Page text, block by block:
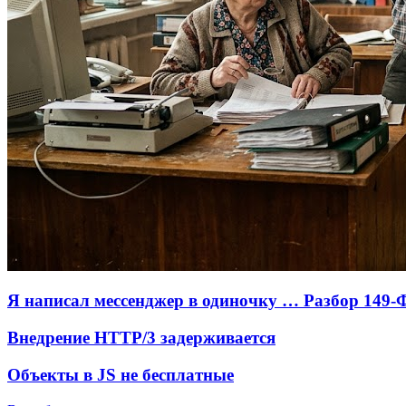
Я написал мессенджер в одиночку … Разбор 149-
Внедрение HTTP/3 задерживается
Объекты в JS не бесплатные